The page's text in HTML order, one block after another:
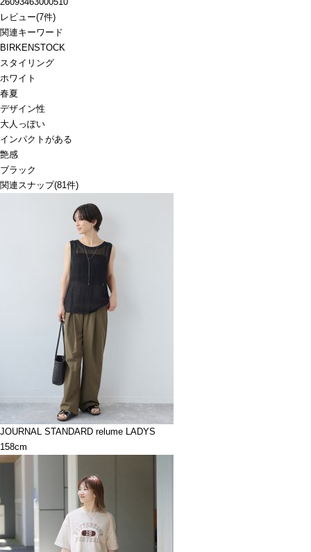
レビュー(7件)
関連キーワード
BIRKENSTOCK
スタイリング
ホワイト
春夏
デザイン性
大人っぽい
インパクトがある
艶感
ブラック
関連スナップ(81件)
JOURNAL STANDARD relume LADYS
158cm